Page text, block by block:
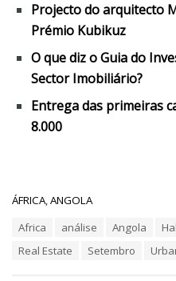
Projecto do arquitecto
Prémio Kubikuz
O que diz o Guia do
Sector Imobiliário?
Entrega das primeiras
8.000
C
ÁFRICA ANGOLA
Africa análise Angola
Real Estate
Setembro